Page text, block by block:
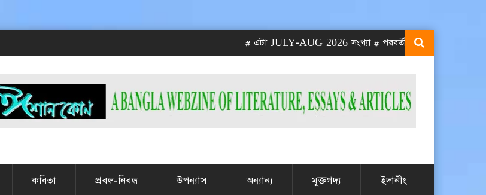
# এটা JULY-AUG 2026 সংখ্যা # পরবর্তী SEPT-OCT 2026 সংখ্যা
কবিতা প্রবন্ধ-নিবন্ধ উপন্যাস অন্যান্য মুক্তগদ্য ইদানীং